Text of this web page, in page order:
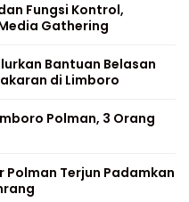
Fungsi Kontrol,
Gathering
Bantuan Belasan
di Limboro
Polman, 3 Orang
Polman Terjun Padamkan